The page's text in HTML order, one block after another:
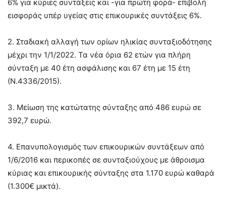
6% για κύριες συντάξεις και -για πρώτη φορά- επιβολή
εισφοράς υπέρ υγείας στις επικουρικές συντάξεις 6%.
2. Σταδιακή αλλαγή των ορίων ηλικίας συνταξιοδότησης
μέχρι την 1/1/2022. Τα νέα όρια 62 ετών για πλήρη
σύνταξη με 40 έτη ασφάλισης και 67 έτη με 15 έτη
(Ν.4336/2015).
3. Μείωση της κατώτατης σύνταξης από 486 ευρώ σε
392,7 ευρώ.
4. Επανυπολογισμός των επικουρικών συντάξεων από
1/6/2016 και περικοπές σε συνταξιούχους με άθροισμα
κύριας και επικουρικής σύνταξης στα 1.170 ευρώ καθαρά
(1.300€ μικτά).